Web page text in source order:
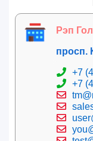
Рэп
просп.
+7
+7